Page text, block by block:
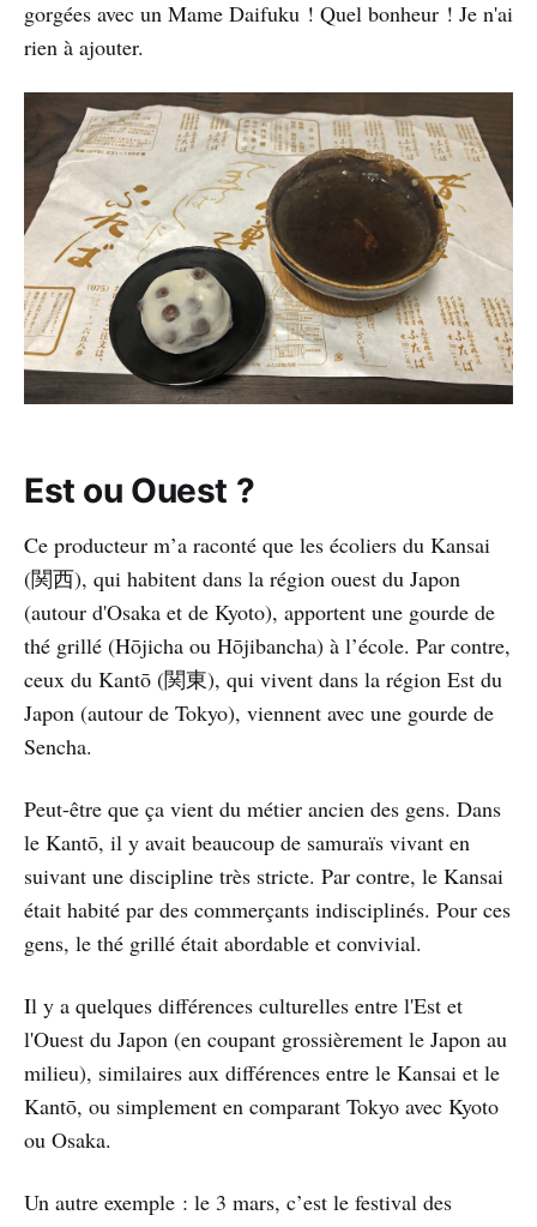
gorgées avec un Mame Daifuku ! Quel bonheur ! Je n'ai
rien à ajouter.
Est ou Ouest ?
Ce producteur m’a raconté que les écoliers du Kansai
(関西), qui habitent dans la région ouest du Japon
(autour d'Osaka et de Kyoto), apportent une gourde de
thé grillé (Hōjicha ou Hōjibancha) à l’école. Par contre,
ceux du Kantō (関東), qui vivent dans la région Est du
Japon (autour de Tokyo), viennent avec une gourde de
Sencha.
Peut-être que ça vient du métier ancien des gens. Dans
le Kantō, il y avait beaucoup de samuraïs vivant en
suivant une discipline très stricte. Par contre, le Kansai
était habité par des commerçants indisciplinés. Pour ces
gens, le thé grillé était abordable et convivial.
Il y a quelques différences culturelles entre l'Est et
l'Ouest du Japon (en coupant grossièrement le Japon au
milieu), similaires aux différences entre le Kansai et le
Kantō, ou simplement en comparant Tokyo avec Kyoto
ou Osaka.
Un autre exemple : le 3 mars, c’est le festival des